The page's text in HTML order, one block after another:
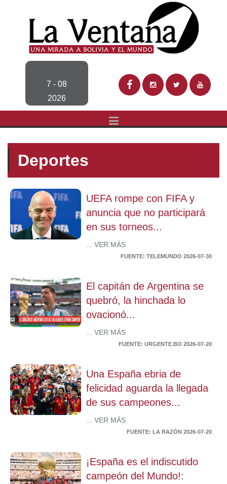
7 - 08
2026
Deportes
UEFA rompe con FIFA y
anuncia que no participará
en sus torneos...
... VER MÁS
FUENTE: TELEMUNDO 2026-07-30
El capitán de Argentina se
quebró, la hinchada lo
ovacionó...
... VER MÁS
FUENTE: URGENTE.BO 2026-07-20
Una España ebria de
felicidad aguarda la llegada
de sus campeones...
... VER MÁS
FUENTE: LA RAZÓN 2026-07-20
¡España es el indiscutido
campeón del Mundo!: